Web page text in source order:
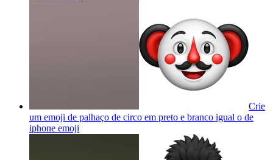
Crie
um emoji de palhaço de circo em preto e branco igual o de
iphone emoji